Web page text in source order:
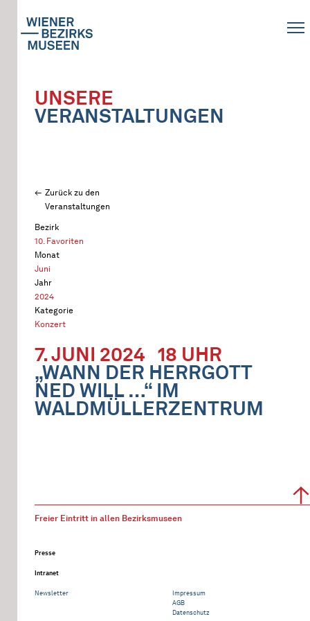
UNSERE
VERANSTALTUNGEN
Zurück zu den
Veranstaltungen
Bezirk
10. Favoriten
Monat
Juni
Jahr
2024
Kategorie
Konzert
7. JUNI 2024 18 UHR
„WANN DER HERRGOTT
NED WILL …“ IM
WALDMÜLLERZENTRUM
Freier Eintritt in allen Bezirksmuseen
Presse
Intranet
Newsletter
Impressum
AGB
Datenschutz